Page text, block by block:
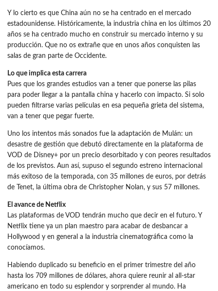
Y lo cierto es que China aún no se ha centrado en el mercado
estadounidense. Históricamente, la industria china en los últimos 20
años se ha centrado mucho en construir su mercado interno y su
producción. Que no os extrañe que en unos años conquisten las
salas de gran parte de Occidente.
Lo que implica esta carrera
Pues que los grandes estudios van a tener que ponerse las pilas
para poder llegar a la pantalla china y hacerlo con impacto. Si solo
pueden filtrarse varias películas en esa pequeña grieta del sistema,
van a tener que pegar fuerte.
Uno los intentos más sonados fue la adaptación de Mulán: un
desastre de gestión que debutó directamente en la plataforma de
VOD de Disney+ por un precio desorbitado y con peores resultados
de los previstos. Aun así, supuso el segundo estreno internacional
más exitoso de la temporada, con 35 millones de euros, por detrás
de Tenet, la última obra de Christopher Nolan, y sus 57 millones.
El avance de Netflix
Las plataformas de VOD tendrán mucho que decir en el futuro. Y
Netflix tiene ya un plan maestro para acabar de desbancar a
Hollywood y en general a la industria cinematográfica como la
conocíamos.
Habiendo duplicado su beneficio en el primer trimestre del año
hasta los 709 millones de dólares, ahora quiere reunir al all-star
americano en todo su esplendor y sorprender al mundo. Ha